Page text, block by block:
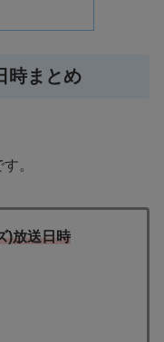
時まとめ
。
)放送日時